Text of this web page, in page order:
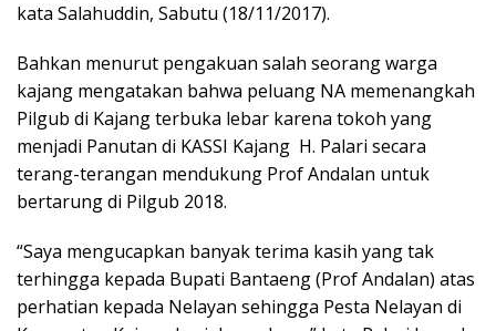
kata Salahuddin, Sabutu (18/11/2017).
Bahkan menurut pengakuan salah seorang warga
kajang mengatakan bahwa peluang NA memenangkah
Pilgub di Kajang terbuka lebar karena tokoh yang
menjadi Panutan di KASSI Kajang H. Palari secara
terang-terangan mendukung Prof Andalan untuk
bertarung di Pilgub 2018.
“Saya mengucapkan banyak terima kasih yang tak
terhingga kepada Bupati Bantaeng (Prof Andalan) atas
perhatian kepada Nelayan sehingga Pesta Nelayan di